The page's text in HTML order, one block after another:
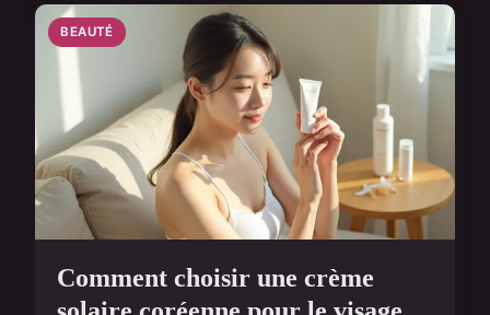
BEAUTÉ
Comment choisir une crème